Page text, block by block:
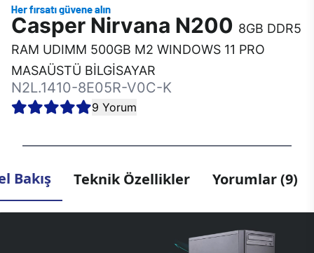
Casper Nirvana N200 8GB DDR5
RAM UDIMM 500GB M2 WINDOWS 11 PRO
MASAÜSTÜ BİLGİSAYAR
N2L.1410-8E05R-V0C-K
9 Yorum
Bakış Teknik Özellikler Yorumlar (9)